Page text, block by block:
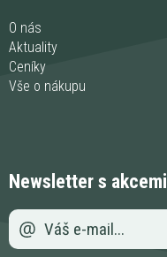
O nás
Aktuality
Ceníky
Vše o nákupu
Newsletter s akcemi